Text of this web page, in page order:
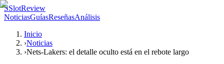
SSlotReview
NoticiasGuíasReseñasAnálisis
Inicio
›Noticias
›Nets-Lakers: el detalle oculto está en el rebote largo